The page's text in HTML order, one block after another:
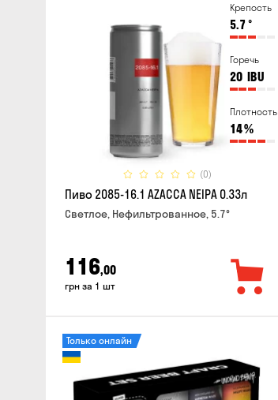
Крепость
5.7°
Горечь
20 IBU
Плотность
14%
(0)
Пиво 2085-16.1 AZACCA NEIPA 0.33л
Светлое, Нефильтрованное, 5.7°
116,00
грн за 1 шт
Только онлайн